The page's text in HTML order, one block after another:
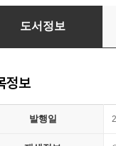
여] 어떻게 살아야 하는
도서정보
정보
발행일